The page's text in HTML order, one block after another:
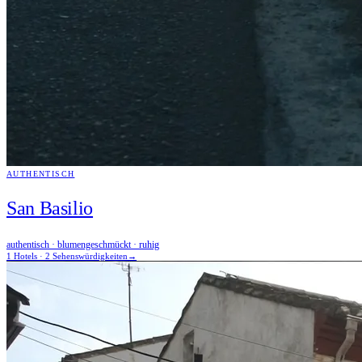
AUTHENTISCH
San Basilio
authentisch · blumengeschmückt · ruhig
1 Hotels · 2 Sehenswürdigkeiten →